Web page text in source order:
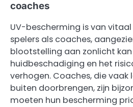
coaches
UV-bescherming is van
spelers als coaches,
blootstelling aan zonlicht
huidbeschadiging en het
verhogen. Coaches, die vaak
buiten doorbrengen, zijn
moeten hun bescherming